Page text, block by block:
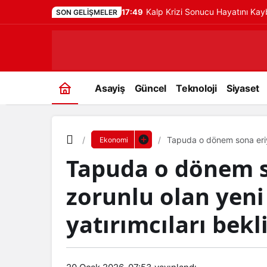
SON GELIŞMELER 17:49 Kalp Krizi Sonucu Hayatını
Asayiş Güncel Teknoloji Siyaset
Ekonomi
Tapuda o dönem sona
Tapuda o dönem
zorunlu olan
yatırımcıları